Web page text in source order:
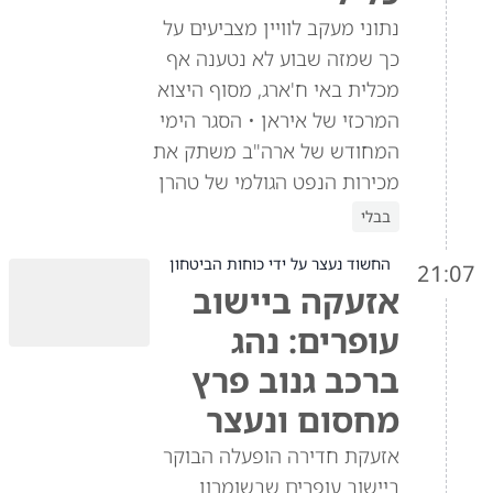
נתוני מעקב לוויין מצביעים על
כך שמזה שבוע לא נטענה אף
מכלית באי ח'ארג, מסוף היצוא
המרכזי של איראן • הסגר הימי
המחודש של ארה"ב משתק את
מכירות הנפט הגולמי של טהרן
בבלי
21:07 החשוד נעצר על ידי כוחות הביטחון
אזעקה ביישוב
עופרים: נהג
ברכב גנוב פרץ
מחסום ונעצר
אזעקת חדירה הופעלה הבוקר
ביישוב עופרים שבשומרון